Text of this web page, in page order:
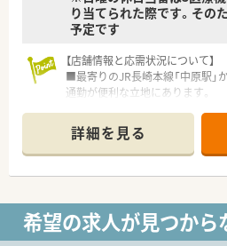
り当てられた際です。その
予定です
【店舗情報と応需状況について】
■最寄りのJR長崎本線「中原駅」
通勤が便利な立地にあります。
小児科と整形外科の割合が多いで
■薬剤師は常勤4名、パート1名が
で協力しながら業務を進めていま
■薬剤師会が運営する会営薬局で
となるべく先進的な活動を行って
■代表は複数の薬局を経営して
詳細を見る
希望の求人が見つか